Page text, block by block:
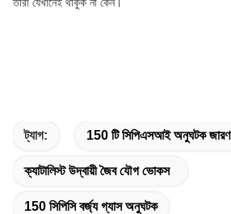
ট্যাগ: 150 টি সিপিএসআই অনুঘটক জারণ
ক্যাটালিস্ট উদ্বায়ী জৈব যৌগ ভোকস
150 সিপিসি বর্জ্য গ্যাস অনুঘটক